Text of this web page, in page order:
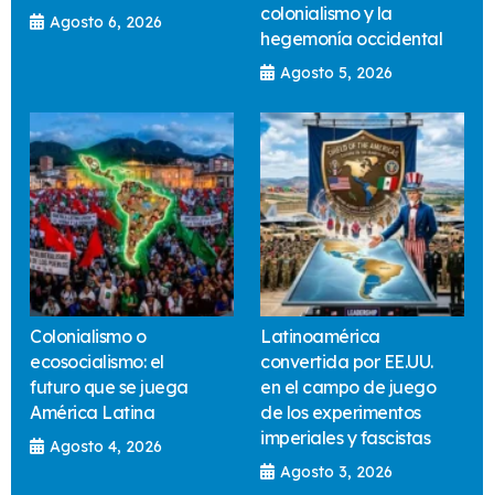
Agosto 6, 2026
colonialismo y la
hegemonía occidental
Agosto 5, 2026
Colonialismo o
ecosocialismo: el
futuro que se juega
América Latina
Agosto 4, 2026
Latinoamérica
convertida por EE.UU.
en el campo de juego
de los experimentos
imperiales y fascistas
Agosto 3, 2026